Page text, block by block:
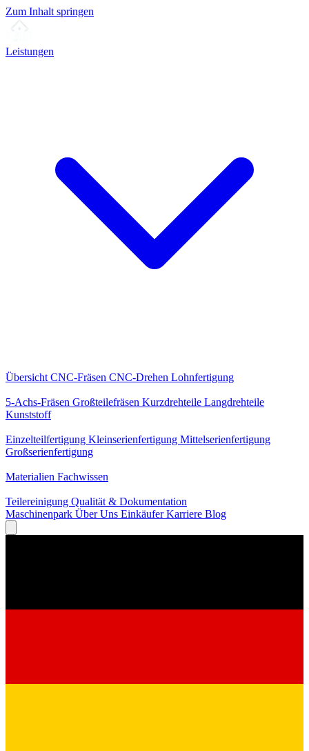
Zum Inhalt springen
Leistungen
Übersicht CNC-Fräsen CNC-Drehen Lohnfertigung
5-Achs-Fräsen Großteilefräsen Kurzdrehteile Langdrehteile
Kunststoff
Einzelteilfertigung Kleinserienfertigung Mittelserienfertigung
Großserienfertigung
Materialien Fachwissen
Teilereinigung Qualität & Dokumentation
Maschinenpark Über Uns EinkäuferKarriere Blog